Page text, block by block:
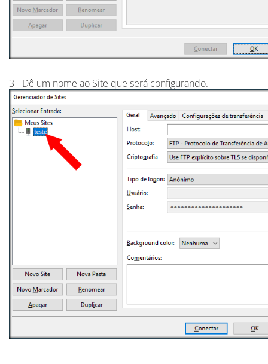
3 - Dê um nome ao Site que será configurando.